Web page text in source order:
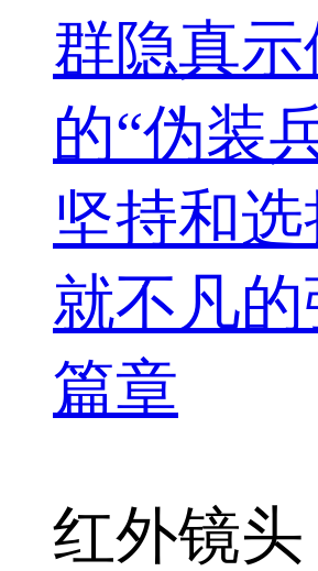
群隐真示
的“伪装
坚持和
就不凡的
篇章
红外镜头